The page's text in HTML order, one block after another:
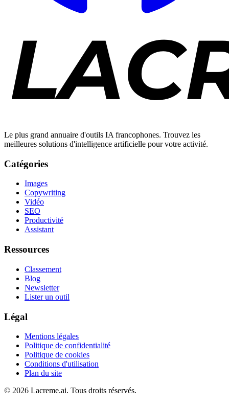
Le plus grand annuaire d'outils IA francophones. Trouvez les
meilleures solutions d'intelligence artificielle pour votre activité.
Catégories
Images
Copywriting
Vidéo
SEO
Productivité
Assistant
Ressources
Classement
Blog
Newsletter
Lister un outil
Légal
Mentions légales
Politique de confidentialité
Politique de cookies
Conditions d'utilisation
Plan du site
© 2026 Lacreme.ai. Tous droits réservés.